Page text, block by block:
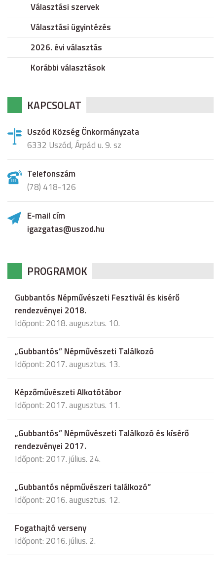
Választási szervek
Választási ügyintézés
2026. évi választás
Korábbi választások
KAPCSOLAT
Uszód Község Önkormányzata
6332 Uszód, Árpád u. 9. sz
Telefonszám
(78) 418-126
E-mail cím
igazgatas@uszod.hu
PROGRAMOK
Gubbantós Népművészeti Fesztivál és kisérő
rendezvényei 2018.
Időpont: 2018. augusztus. 10.
„Gubbantós” Népművészeti Találkozó
Időpont: 2017. augusztus. 13.
Képzőművészeti Alkotótábor
Időpont: 2017. augusztus. 11.
„Gubbantós” Népművészeti Találkozó és kísérő
rendezvényei 2017.
Időpont: 2017. július. 24.
„Gubbantós népművészeri találkozó”
Időpont: 2016. augusztus. 12.
Fogathajtó verseny
Időpont: 2016. július. 2.